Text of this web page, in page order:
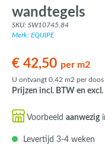
wandtegels
SKU: SW10745.84
Merk: EQUIPE
€ 42,50 per m2
U ontvangt 0.42 m2 per doos
Prijzen incl. BTW en
Voorbeeld aanwezig
Levertijd 3-4 weken